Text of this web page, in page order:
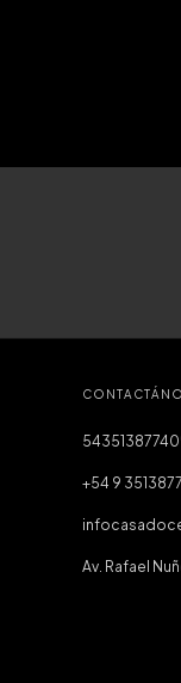
+54 9
Av. Rafael